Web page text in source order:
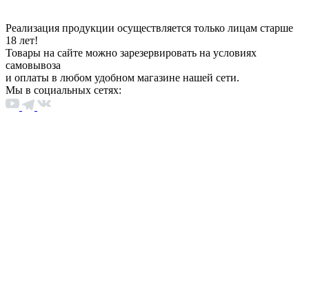
Реализация продукции осуществляется только лицам старше
18 лет!
Товары на сайте можно зарезервировать на условиях
самовывоза
и оплаты в любом удобном магазине нашей сети.
Мы в социальных сетях: